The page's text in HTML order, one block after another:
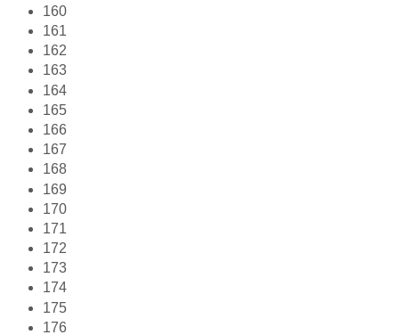
160
161
162
163
164
165
166
167
168
169
170
171
172
173
174
175
176